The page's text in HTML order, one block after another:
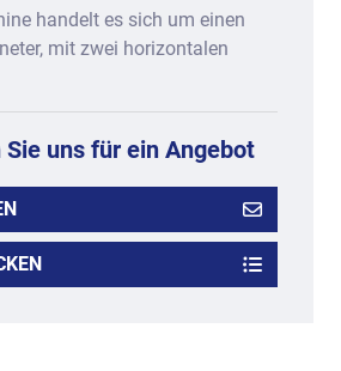
handelt es sich um einen
mit zwei horizontalen
uns für ein Angebot